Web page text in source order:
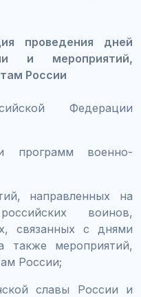
проведения дней
и мероприятий,
России
Федерации
программ военно-
направленных на
воинов,
связанных с днями
также мероприятий,
России;
славы России и